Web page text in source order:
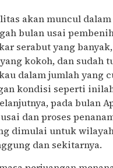
akan muncul dalam
bulan usai
serabut yang
kokoh, dan sudah
dalam jumlah yang
kondisi seperti
pada bulan
dan proses
dimulai untuk
dan sekitarnya.